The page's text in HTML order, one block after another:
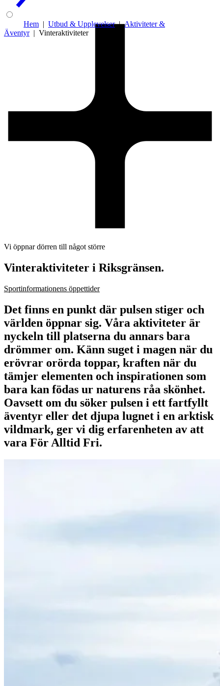
Hem Utbud & Upplevelser
Aktiviteter &
Äventyr
Vinteraktiviteter
Vi öppnar dörren till något större
Vinteraktiviteter i Riksgränsen.
Sportinformationens öppettider
Det finns en punkt där pulsen stiger och
världen öppnar sig. Våra aktiviteter är
nyckeln till platserna du annars bara
drömmer om. Känn suget i magen när du
erövrar orörda toppar, kraften när du
tämjer elementen och inspirationen som
bara kan födas ur naturens råa skönhet.
Oavsett om du söker pulsen i ett fartfyllt
äventyr eller det djupa lugnet i en arktisk
vildmark, ger vi dig erfarenheten av att
vara För Alltid Fri.